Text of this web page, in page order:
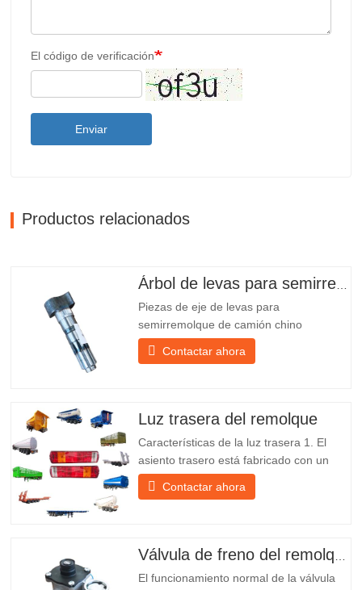
El código de verificación
Enviar
Productos relacionados
Árbol de levas para semirremolque
Piezas de eje de levas para
semirremolque de camión chino
PO218971, muy vendidas Presupuesto
Producto Repuestos para remolques
nosotros Chengda Group es un
fabricante chino de semirremolques con
su propia...
Contactar ahora
Luz trasera del remolque
Características de la luz trasera 1. El
asiento trasero está fabricado con un
soporte de hierro, mucho más resistente
que otros materiales. Se incluyen
hierro delante de la pantalla de la
Contactar ahora
Válvula de freno del remolque
El funcionamiento normal de la válvula